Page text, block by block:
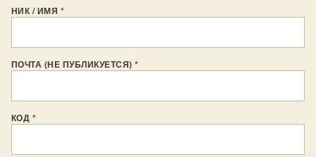
НИК / ИМЯ *
ПОЧТА (НЕ ПУБЛИКУЕТСЯ)*
КОД *